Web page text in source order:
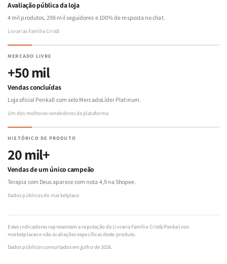
Avaliação pública da loja
4 mil produtos, 298 mil seguidores e 100% de resposta no chat.
Livrarias Família Cristã
MERCADO LIVRE
+50 mil
Vendas concluídas
Loja oficial Penkall com selo MercadoLíder Platinum.
Um dos melhores vendedores da plataforma
HISTÓRICO DE PRODUTO
20 mil+
Vendas de um único campeão
Terapia com Deus aparece com nota 4,9 na Shopee.
Dados públicos do marketplace
Estes indicadores representam a reputação da Livraria Família Cristã/Penkal nos
marketplaces e não avaliações específicas deste produto.
Dados públicos consultados em julho de 2026.